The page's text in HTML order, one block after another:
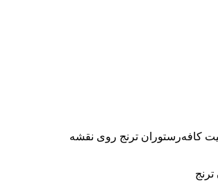
کافه‌رستوران ترنج روی نقشه